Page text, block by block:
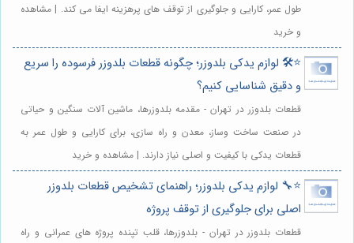
طول عمر، کارایی و جلوگیری از توقف های پرهزینه ایفا می کند. | مشاهده
و خرید
⭐️🛠️ لوازم یدکی بلدوزر؛ چگونه قطعات بلدوزر فرسوده را سریع
و دقیق شناسایی کنیم؟
قطعات بلدوزر در تهران - مقدمه بلدوزرها، ماشین آلات سنگین و حیاتی
در صنعت ساخت وساز، معدن و راه سازی، برای کارایی و طول عمر به
قطعات یدکی با کیفیت و اصلی نیاز دارند. | مشاهده و خرید
⭐️🔧 لوازم یدکی بلدوزر؛ راهنمای تشخیص قطعات بلدوزر
اصلی برای جلوگیری از توقف پروژه
قطعات بلدوزر در تهران - بلدوزرها، قلب تپنده پروژه های عمرانی و راه